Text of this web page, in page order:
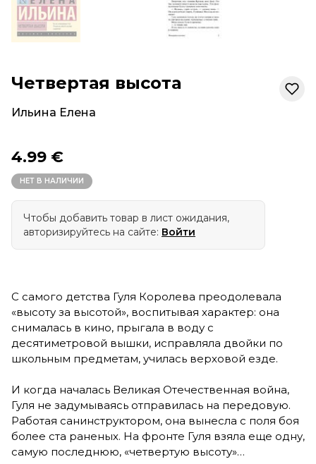
Четвертая высота
Ильина Елена
4.99 €
НЕТ В НАЛИЧИИ
Чтобы добавить товар в лист ожидания,
авторизируйтесь на сайте: Войти
С самого детства Гуля Королева преодолевала
«высоту за высотой», воспитывая характер: она
снималась в кино, прыгала в воду с
десятиметровой вышки, исправляла двойки по
школьным предметам, училась верховой езде.
И когда началась Великая Отечественная война,
Гуля не задумываясь отправилась на передовую.
Работая санинструктором, она вынесла с поля боя
более ста раненых. На фронте Гуля взяла еще одну,
самую последнюю, «четвертую высоту»…